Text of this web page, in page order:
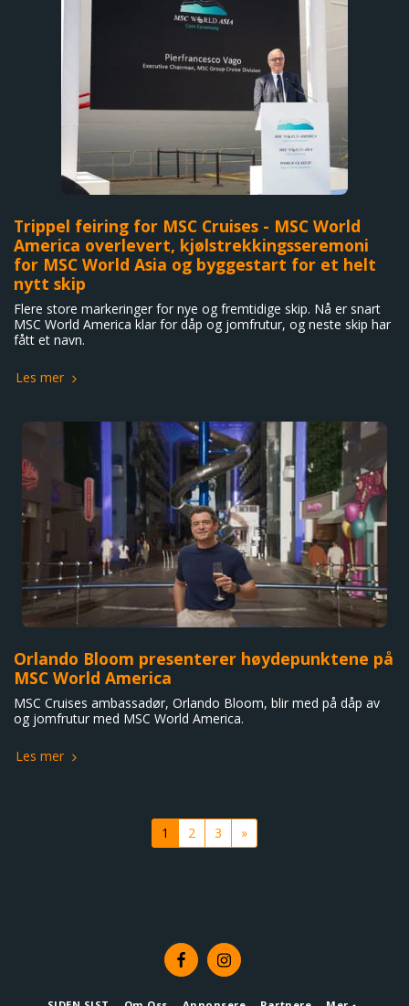
Trippel feiring for MSC Cruises - MSC World
America overlevert, kjølstrekkingsseremoni
for MSC World Asia og byggestart for et helt
nytt skip
Flere store markeringer for nye og fremtidige skip. Nå er snart
MSC World America klar for dåp og jomfrutur, og neste skip har
fått et navn.
Les mer
Orlando Bloom presenterer høydepunktene på
MSC World America
MSC Cruises ambassadør, Orlando Bloom, blir med på dåp av
og jomfrutur med MSC World America.
Les mer
1 2 3 »